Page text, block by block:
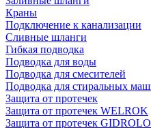
Краны
Подключение к канализации
Сливные шланги
Гибкая подводка
Подводка для воды
Подводка для смесителей
Подводка для стиральных
Защита от протечек
Защита от протечек WELROK
Защита от протечек